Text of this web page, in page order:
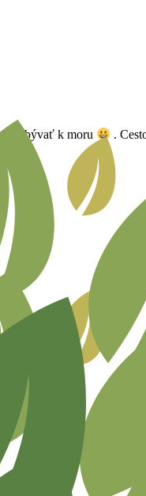
išli bývať k moru
.